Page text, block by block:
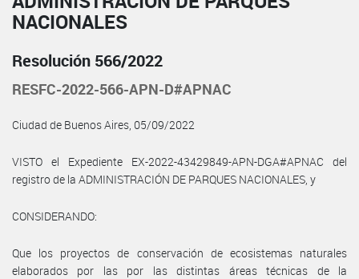
NACIONALES
Resolución 566/2022
RESFC-2022-566-APN-D#APNAC
Ciudad de Buenos Aires, 05/09/2022
VISTO el Expediente EX-2022-43429849-APN-DGA#APNAC del
registro de la ADMINISTRACIÓN DE PARQUES NACIONALES, y
CONSIDERANDO:
Que los proyectos de conservación de ecosistemas naturales
elaborados por las por las distintas áreas técnicas de la